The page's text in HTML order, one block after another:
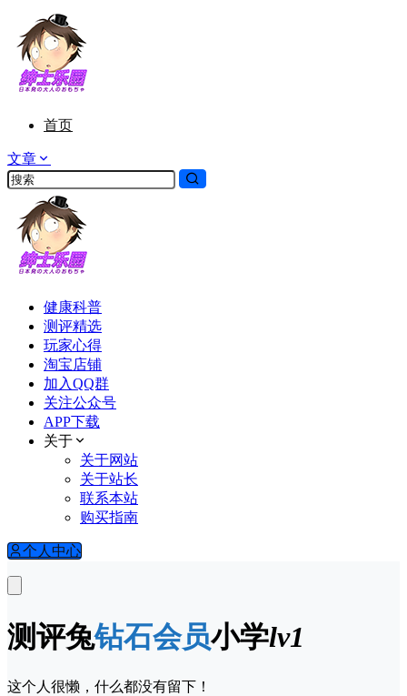
首页
文章
健康科普
测评精选
玩家心得
淘宝店铺
加入QQ群
关注公众号
APP下载
关于
关于网站
关于站长
联系本站
购买指南
个人中心
测评兔钻石会员小学lv1
这个人很懒，什么都没有留下！